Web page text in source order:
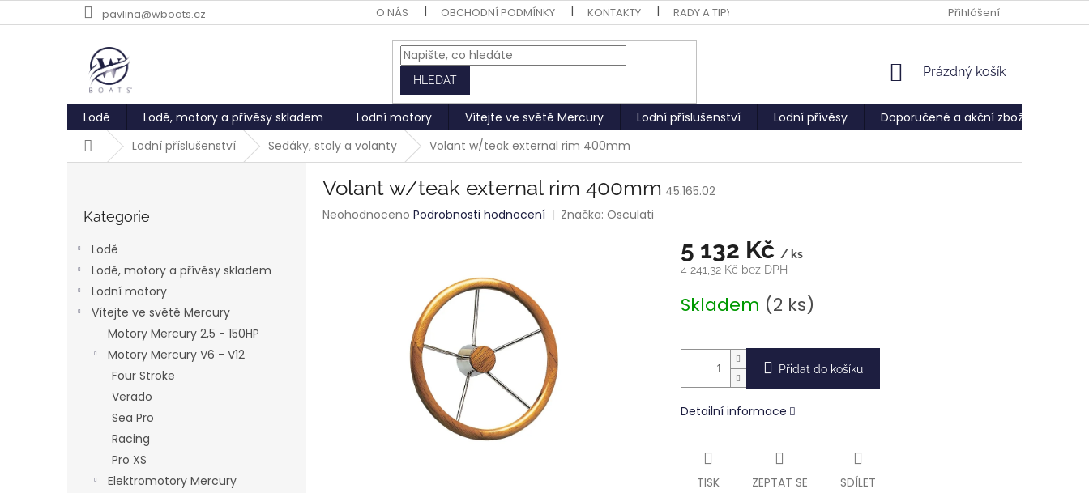
na
pavlina@wboats.cz O NÁS OBCHODNÍ PODMÍNKY KONTAKTY RADY A TIPY Přihlášení
HLEDAT
NÁKUPNÍ
Prázdný košík
Lodě Lodě, motory a přívěsy skladem Lodní motory Vítejte ve světě Mercury Lodní příslušenství Lodní přívěsy Doporučené a akční zboží
DomůLodní příslušenství Sedáky, stoly a volanty Volant w/teak external rim 400mm
kategorie
Kategorie
Lodě
Lodě, motory a přívěsy skladem
Lodní motory
Vítejte ve světě Mercury
Motory Mercury 2,5 - 150HP
Motory Mercury V6 - V12
Four Stroke
Verado
Sea Pro
Racing
Pro XS
Elektromotory Mercury
Volant w/teak external rim 400mm 45.165.02
Průměrné
Neohodnoceno Podrobnosti hodnocení Značka:Osculati
5 132 Kč / ks
4 241,32 Kč bez DPH
cena:
Skladem (2 ks)
Přidat do košíku
Detailní informace
TISK ZEPTAT SE SDÍLET